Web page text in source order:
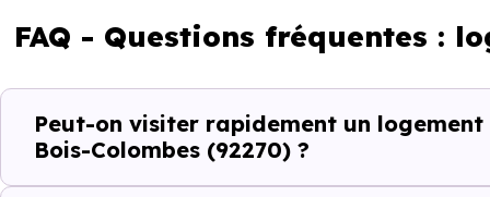
Emménager
Ce fonctionnement est
toute projection théorique.
FAQ - Questions fréquentes :
Peut-on visiter rapidement un
Bois-Colombes (92270) ?